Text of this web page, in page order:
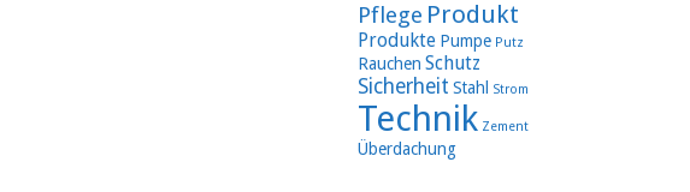
Pflege Produkt
Produkte Pumpe Putz
Rauchen Schutz
Sicherheit Stahl Strom
Technik Zement
Überdachung